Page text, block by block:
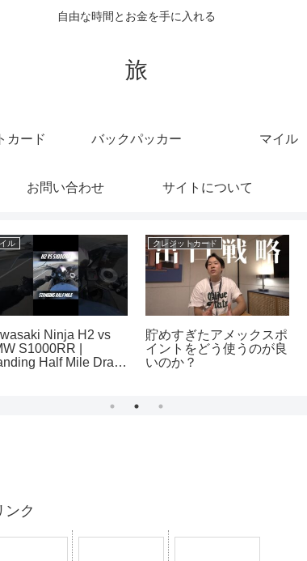
自由な時間とお金を手に入れる
旅
カード バックパッカー マイル
お問い合わせ サイトについて
ーズ
ジデンスモルディ
ドルフィンクルーズ
しめました
バックパッカー
8バックパッカーの奈良
の旅を妄想中
ンク